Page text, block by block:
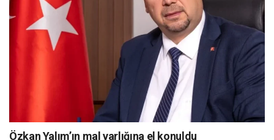
Özkan Yalım’ın mal varlığına el konuldu